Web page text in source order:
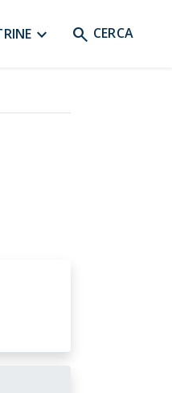
expand_more search CERCA